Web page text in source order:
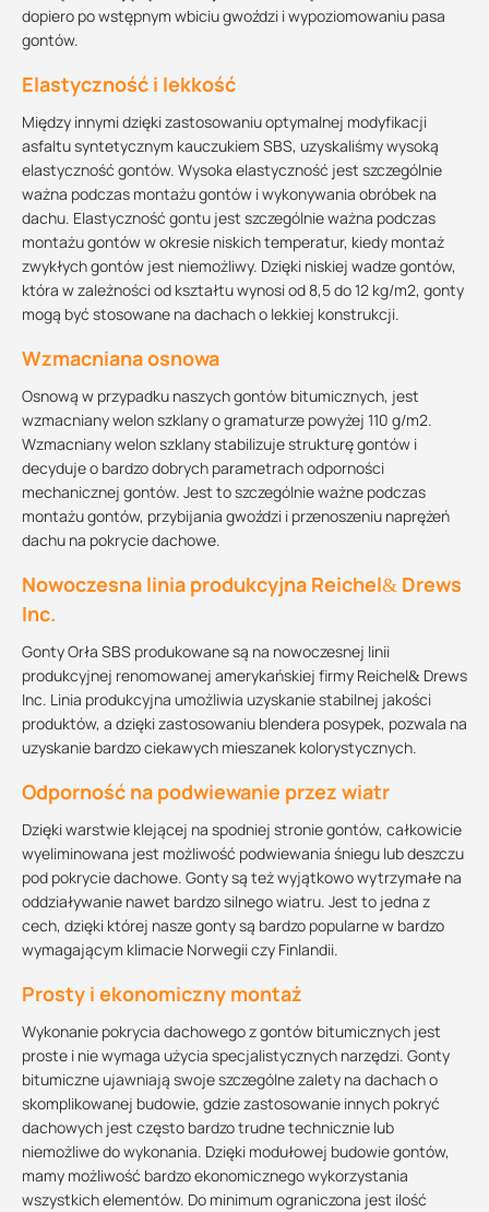
dopiero po wstępnym wbiciu gwoździ i wypoziomowaniu pasa
gontów.
Elastyczność i lekkość
Między innymi dzięki zastosowaniu optymalnej modyfikacji
asfaltu syntetycznym kauczukiem SBS, uzyskaliśmy wysoką
elastyczność gontów. Wysoka elastyczność jest szczególnie
ważna podczas montażu gontów i wykonywania obróbek na
dachu. Elastyczność gontu jest szczególnie ważna podczas
montażu gontów w okresie niskich temperatur, kiedy montaż
zwykłych gontów jest niemożliwy. Dzięki niskiej wadze gontów,
która w zależności od kształtu wynosi od 8,5 do 12 kg/m2, gonty
mogą być stosowane na dachach o lekkiej konstrukcji.
Wzmacniana osnowa
Osnową w przypadku naszych gontów bitumicznych, jest
wzmacniany welon szklany o gramaturze powyżej 110 g/m2.
Wzmacniany welon szklany stabilizuje strukturę gontów i
decyduje o bardzo dobrych parametrach odporności
mechanicznej gontów. Jest to szczególnie ważne podczas
montażu gontów, przybijania gwoździ i przenoszeniu naprężeń
dachu na pokrycie dachowe.
Nowoczesna linia produkcyjna Reichel& Drews
Inc.
Gonty Orła SBS produkowane są na nowoczesnej linii
produkcyjnej renomowanej amerykańskiej firmy Reichel& Drews
Inc. Linia produkcyjna umożliwia uzyskanie stabilnej jakości
produktów, a dzięki zastosowaniu blendera posypek, pozwala na
uzyskanie bardzo ciekawych mieszanek kolorystycznych.
Odporność na podwiewanie przez wiatr
Dzięki warstwie klejącej na spodniej stronie gontów, całkowicie
wyeliminowana jest możliwość podwiewania śniegu lub deszczu
pod pokrycie dachowe. Gonty są też wyjątkowo wytrzymałe na
oddziaływanie nawet bardzo silnego wiatru. Jest to jedna z
cech, dzięki której nasze gonty są bardzo popularne w bardzo
wymagającym klimacie Norwegii czy Finlandii.
Prosty i ekonomiczny montaż
Wykonanie pokrycia dachowego z gontów bitumicznych jest
proste i nie wymaga użycia specjalistycznych narzędzi. Gonty
bitumiczne ujawniają swoje szczególne zalety na dachach o
skomplikowanej budowie, gdzie zastosowanie innych pokryć
dachowych jest często bardzo trudne technicznie lub
niemożliwe do wykonania. Dzięki modułowej budowie gontów,
mamy możliwość bardzo ekonomicznego wykorzystania
wszystkich elementów. Do minimum ograniczona jest ilość